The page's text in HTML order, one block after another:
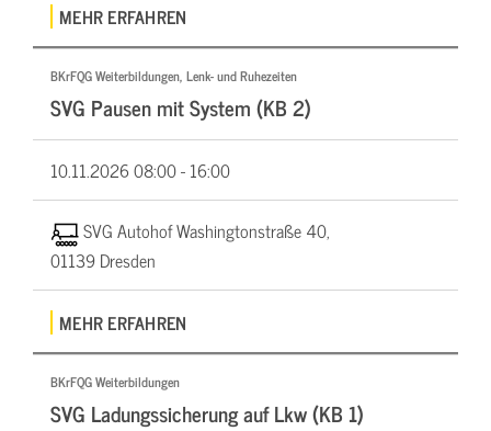
MEHR ERFAHREN
BKrFQG Weiterbildungen, Lenk- und Ruhezeiten
SVG Pausen mit System (KB 2)
10.11.202608:00 - 16:00
SVG Autohof Washingtonstraße 40,
01139 Dresden
MEHR ERFAHREN
BKrFQG Weiterbildungen
SVG Ladungssicherung auf Lkw (KB 1)